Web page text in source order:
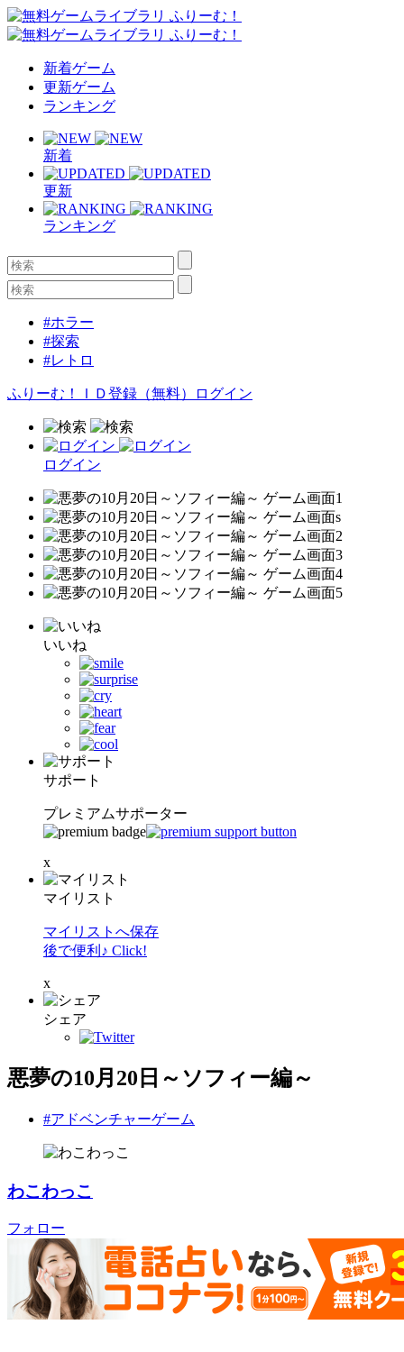
新着ゲーム
更新ゲーム
ランキング
新着
更新
ランキング
#ホラー
#探索
#レトロ
ふりーむ！ＩＤ登録（無料） ログイン
ログイン
いいね
サポート
プレミアムサポーター
x
マイリスト
マイリストへ保存
後で便利♪ Click!
x
シェア
悪夢の10月20日～ソフィー編～
#アドベンチャーゲーム
わこわっこ
フォロー